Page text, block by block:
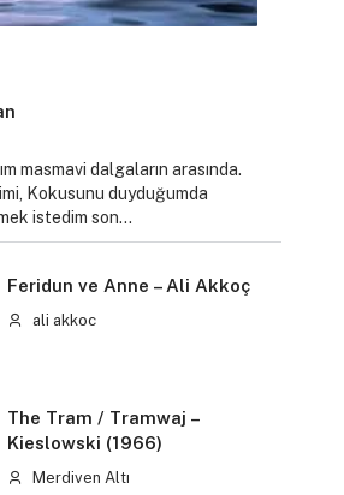
masmavi dalgaların arasında.
Kokusunu duyduğumda
istedim son…
Feridun ve Anne – Ali Akkoç
ali akkoc
The Tram / Tramwaj –
Kieslowski (1966)
Merdiven Altı